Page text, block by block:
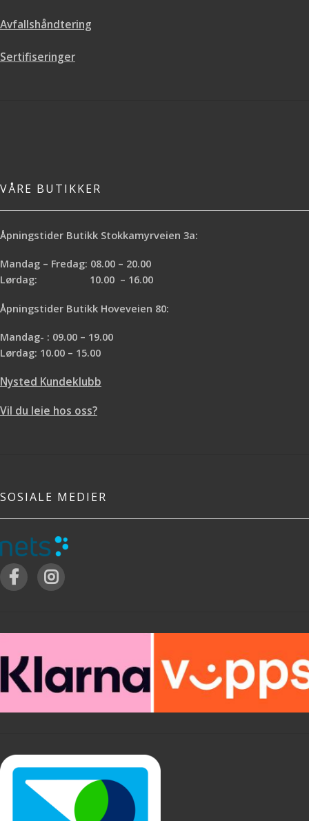
Avfallshåndtering
Sertifiseringer
VÅRE BUTIKKER
Åpningstider Butikk Stokkamyrveien 3a:
Mandag – Fredag: 08.00 – 20.00
Lørdag: 10.00 – 16.00
Åpningstider Butikk Hoveveien 80:
Mandag- : 09.00 – 19.00
Lørdag: 10.00 – 15.00
Nysted Kundeklubb
Vil du leie hos oss?
SOSIALE MEDIER